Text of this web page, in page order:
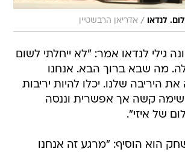
לנדאו / אדריאן הרבשטיין
גילי לנדאו אמר: "לא ייחלתי לשום
מה שבא ברוך הבא. אנחנו
היריבה שלנו. יכלו להיות יריבות
קשה אך אפשרית וננסה
של איזי".
הוא הוסיף: "מרגע זה אנחנו